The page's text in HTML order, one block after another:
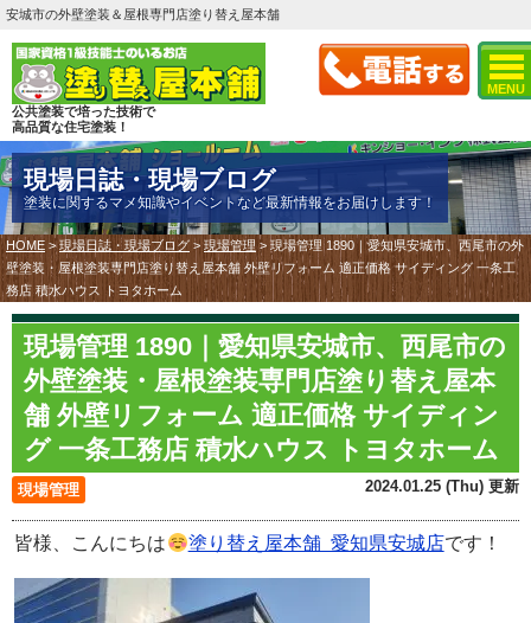
MENU
安城市の外壁塗装＆屋根専門店塗り替え屋本舗
公共塗装で培った技術で
高品質な住宅塗装！
現場日誌・現場ブログ
塗装に関するマメ知識やイベントなど最新情報をお届けします！
HOME >現場日誌・現場ブログ > 現場管理 > 現場管理 1890｜愛知県安城市、西尾市の外
壁塗装・屋根塗装専門店塗り替え屋本舗 外壁リフォーム 適正価格 サイディング 一条工
務店 積水ハウス トヨタホーム
現場管理 1890｜愛知県安城市、西尾市の
外壁塗装・屋根塗装専門店塗り替え屋本
舗 外壁リフォーム 適正価格 サイディン
グ 一条工務店 積水ハウス トヨタホーム
現場管理 2024.01.25 (Thu) 更新
皆様、こんにちは 塗り替え屋本舗 愛知県安城店です！